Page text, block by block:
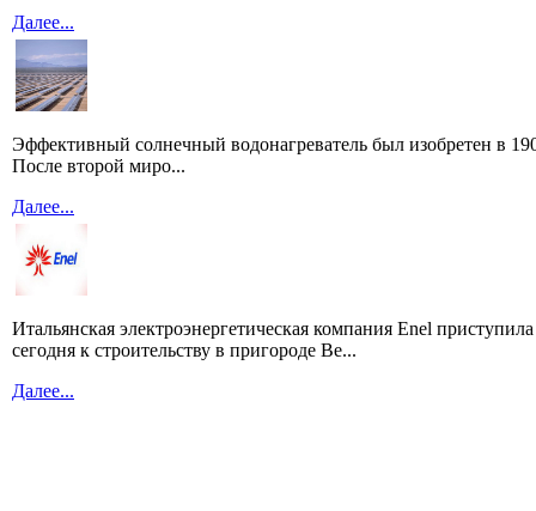
Далее...
Эффективный солнечный водонагреватель был изобретен в
После второй миро...
Далее...
Итальянская электроэнергетическая компания Enel приступила
сегодня к строительству в пригороде Ве...
Далее...